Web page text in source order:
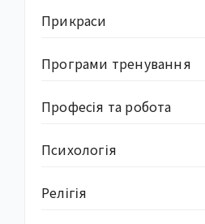
Прикраси
Програми тренування
Професія та робота
Психологія
Релігія